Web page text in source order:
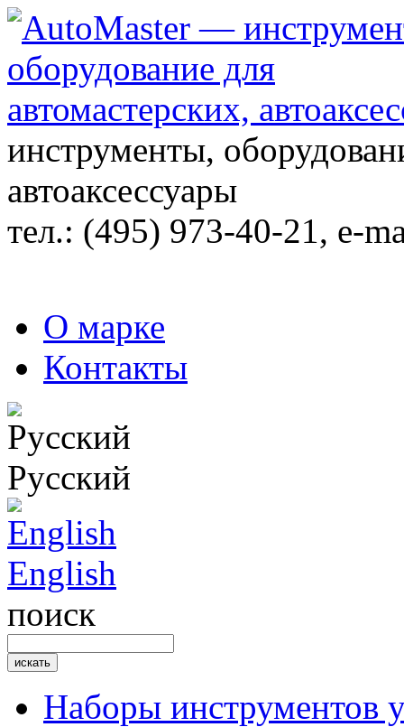
инструменты,
автоаксессуары
тел.: (495) 973-40-21, e-
О марке
Контакты
Русский
English
поиск
Наборы инструментов